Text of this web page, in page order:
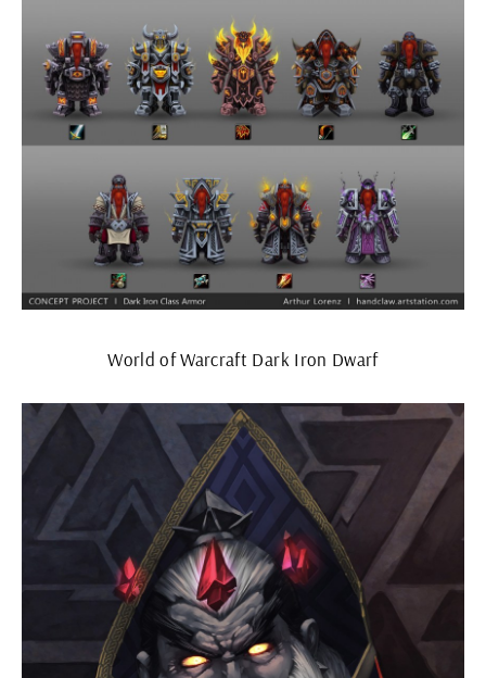
World of Warcraft Dark Iron Dwarf